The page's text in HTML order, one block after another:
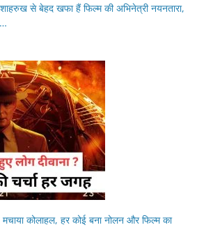
से बेहद खफा हैं फिल्म की अभिनेत्री नयनतारा,
कोलाहल, हर कोई बना नोलन और फिल्म का